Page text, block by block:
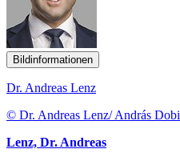
Bildinformationen
Dr. Andreas Lenz
© Dr. Andreas Lenz/ András Dobi
Lenz, Dr. Andreas